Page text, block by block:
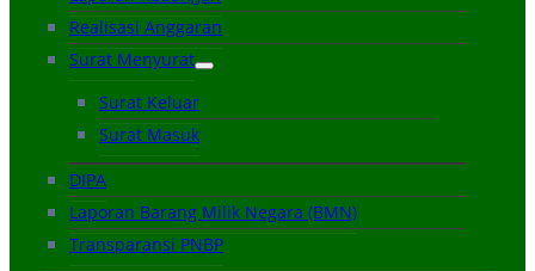
Realisasi Anggaran
Surat Menyurat
Surat Keluar
Surat Masuk
DIPA
Laporan Barang Milik Negara (BMN)
Transparansi PNBP